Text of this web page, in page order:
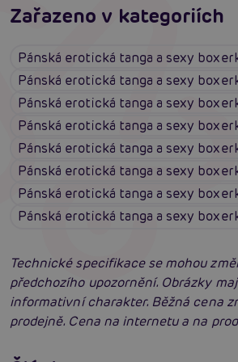
Zařazeno v kategoriích
Pánská erotická tanga a sexy
Pánská erotická tanga a sexy
Pánská erotická tanga a sexy
Pánská erotická tanga a sexy
Pánská erotická tanga a sexy
Pánská erotická tanga a sexy
Pánská erotická tanga a sexy
Pánská erotická tanga a sexy
Technické specifikace se mohou
předchozího upozornění. Obrázky
informativní charakter. Běžná cena
prodejně. Cena na internetu a na
neodolatelně sexy